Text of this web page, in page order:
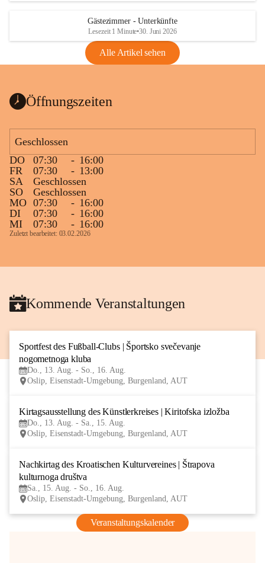
Gästezimmer - Unterkünfte
Lesezeit 1 Minute•30. Juni 2026
Alle Artikel sehen
Öffnungszeiten
Geschlossen
DO
07:30 - 16:00
FR
07:30 - 13:00
SA
Geschlossen
SO
Geschlossen
MO 07:30 - 16:00
DI
07:30 - 16:00
MI
07:30 - 16:00
Zuletzt bearbeitet: 03.02.2026
Kommende Veranstaltungen
Sportfest des Fußball-Clubs | Športsko svečevanje
nogometnoga kluba
Do., 13. Aug. - So., 16. Aug.
Oslip, Eisenstadt-Umgebung, Burgenland, AUT
Kirtagsausstellung des Künstlerkreises | Kiritofska izložba
Do., 13. Aug. - Sa., 15. Aug.
Oslip, Eisenstadt-Umgebung, Burgenland, AUT
Nachkirtag des Kroatischen Kulturvereines | Štrapova
kulturnoga društva
Sa., 15. Aug. - So., 16. Aug.
Oslip, Eisenstadt-Umgebung, Burgenland, AUT
Veranstaltungskalender